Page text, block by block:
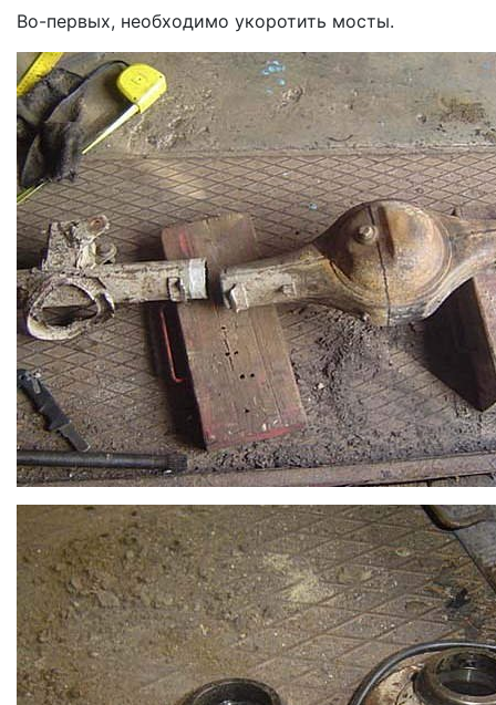
Во-первых, необходимо укоротить мосты.